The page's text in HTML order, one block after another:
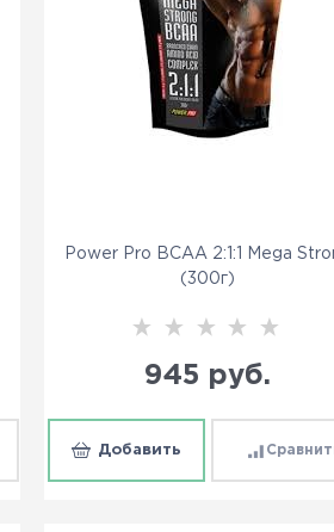
Power Pro BCAA 2:1:1 Mega
(300г)
945 руб.
Добавить